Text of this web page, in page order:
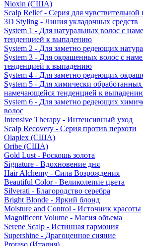
Nioxin (США)
Scalp Relief - Серия для
3D Styling - Линия укладочных средств
System 1 - Для натуральных волос с
тенденцией к выпадению
System 2 - Для заметно редеющих
System 3 - Для окрашенных волос с
тенденцией к выпадению
System 4 - Для заметно редеющих
System 5 - Для химически обработанных
намечающейся тенденцией к
System 6 - Для заметно редеющих
волос
Intensive Therapy - Интенсивный уход
Scalp Recovery - Серия против перхоти
Olaplex (США)
Oribe (США)
Gold Lust - Роскошь золота
Signature - Вдохновение дня
Hair Alchemy - Сила Возрождения
Beautiful Color - Великолепие цвета
Silverati - Благородство серебра
Bright Blonde - Яркий блонд
Moisture and Control - Источник красоты
Magnificent Volume - Магия объема
Serene Scalp - Истинная гармония
Supershine - Драгоценное сияние
Proraso (Италия)